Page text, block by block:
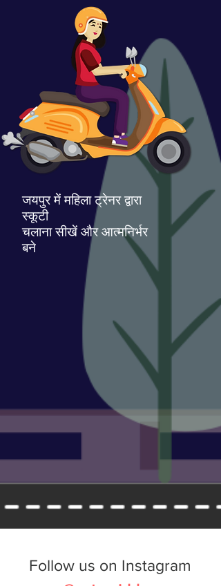
जयपुर में महिला ट्रेनर द्वारा
स्कूटी
चलाना सीखें और आत्मनिर्भर
बने
Follow us on Instagram